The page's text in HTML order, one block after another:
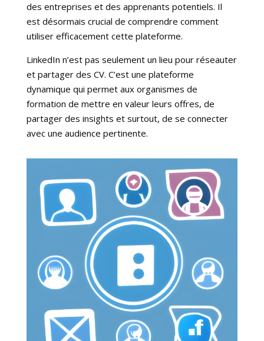
des entreprises et des apprenants potentiels. Il
est désormais crucial de comprendre comment
utiliser efficacement cette plateforme.
LinkedIn n’est pas seulement un lieu pour réseauter
et partager des CV. C’est une plateforme
dynamique qui permet aux organismes de
formation de mettre en valeur leurs offres, de
partager des insights et surtout, de se connecter
avec une audience pertinente.